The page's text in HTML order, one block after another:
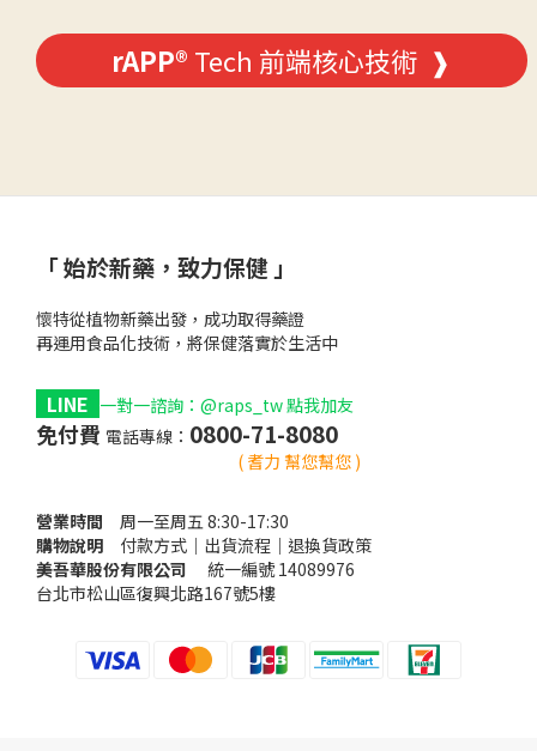
rAPP® Tech 前端核心技術 ❱
「 始於新藥，致力保健 」
懷特從植物新藥出發，成功取得藥證
再運用食品化技術，將保健落實於生活中
LINE 一對一諮詢：@raps_tw 點我加友
免付費 電話專線： 0800-71-8080
( 耆力 幫您幫您 )
營業時間
周一至周五 8:30-17:30
購物說明
付款方式｜出貨流程｜退換貨政策
美吾華股份有限公司
統一編號 14089976
台北市松山區復興北路167號5樓